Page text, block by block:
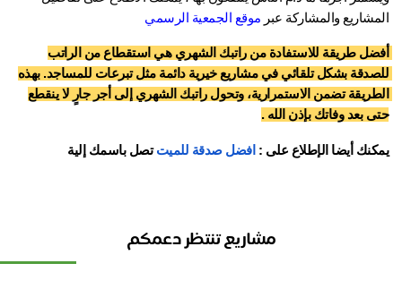
والمشاركة عبر موقع الجمعية الرسمي
أفضل طريقة للاستفادة من راتبك الشهري هي استقطاع من الراتب
للصدقة بشكل تلقائي في مشاريع خيرية دائمة مثل تبرعات للمساجد. بهذه
الطريقة تضمن الاستمرارية، وتحول راتبك الشهري إلى أجر جارٍ لا ينقطع
بعد وفاتك بإذن الله .
أيضا الإطلاع على :افضل صدقة للميتتصل باسمك إلية
مشاريع تنتظر دعمكم